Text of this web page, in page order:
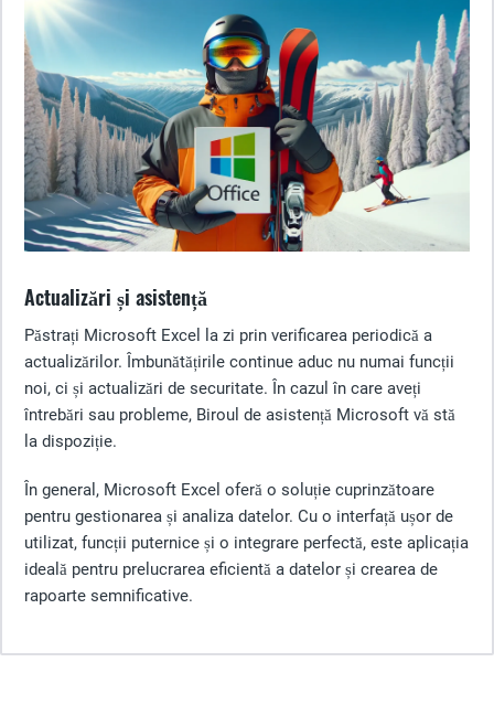
Actualizări și asistență
Păstrați Microsoft Excel la zi prin verificarea periodică a
actualizărilor. Îmbunătățirile continue aduc nu numai funcții
noi, ci și actualizări de securitate. În cazul în care aveți
întrebări sau probleme, Biroul de asistență Microsoft vă stă
la dispoziție.
În general, Microsoft Excel oferă o soluție cuprinzătoare
pentru gestionarea și analiza datelor. Cu o interfață ușor de
utilizat, funcții puternice și o integrare perfectă, este aplicația
ideală pentru prelucrarea eficientă a datelor și crearea de
rapoarte semnificative.